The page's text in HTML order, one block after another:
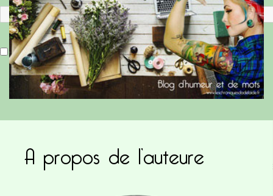
Enregistrer mon nom, mon e-mail et mon site dans le navigateur pour mon prochain commentaire.
Ce site utilise Akismet pour réduire les
A propos de l’auteure